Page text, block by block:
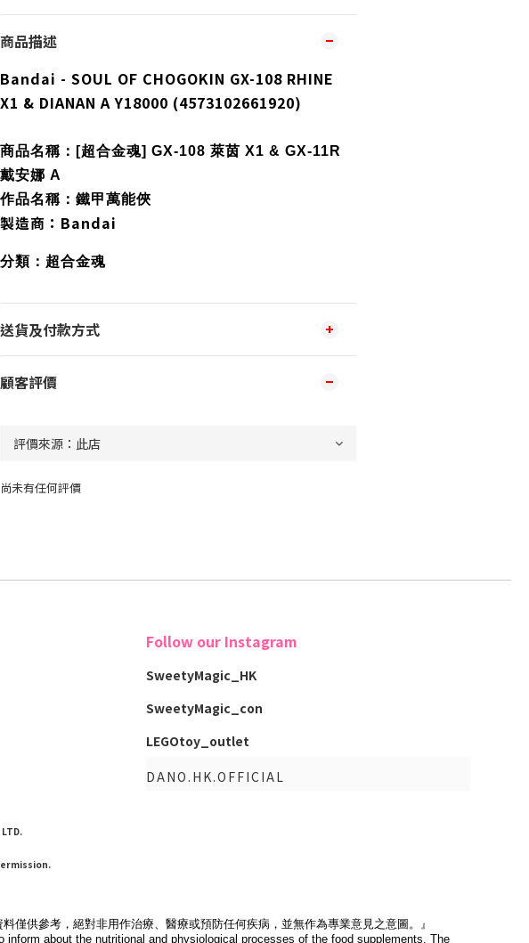
商品描述
Bandai - SOUL OF CHOGOKIN GX-108 RHINE
X1 & DIANAN A Y18000 (4573102661920)
商品名稱：[超合金魂] GX-108 萊茵 X1 & GX-11R
戴安娜 A
作品名稱：鐵甲萬能俠
製造商：Bandai
分類：超合金魂
送貨及付款方式
顧客評價
尚未有任何評價
Follow our Instagram
SweetyMagic_HK
SweetyMagic_con
LEGOtoy_outlet
DANO.HK.OFFICIAL
僅供參考，絕對非用作治療、醫療或預防任何疾病，並無作為專業意見之意圖。』
about the nutritional and physiological processes of the food supplements. The